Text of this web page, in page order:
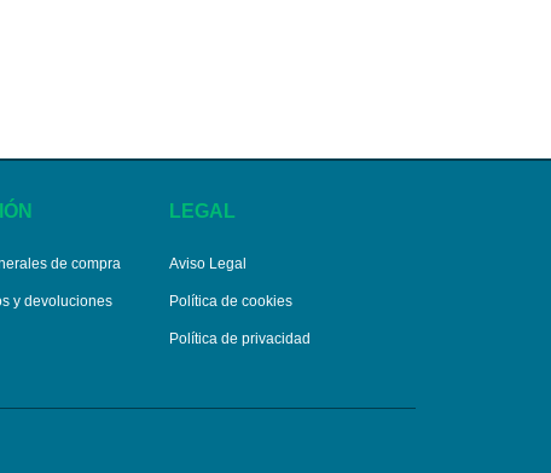
de compra
y devoluciones
LEGAL
Aviso Legal
Política de cookies
Política de privacidad